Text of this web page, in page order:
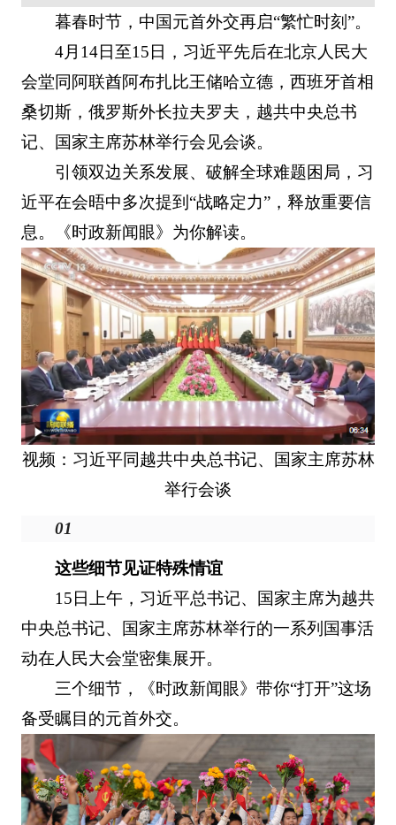
暮春时节，中国元首外交再启“繁忙时刻”。
4月14日至15日，习近平先后在北京人民大
会堂同阿联酋阿布扎比王储哈立德，西班牙首相
桑切斯，俄罗斯外长拉夫罗夫，越共中央总书
记、国家主席苏林举行会见会谈。
引领双边关系发展、破解全球难题困局，习
近平在会晤中多次提到“战略定力”，释放重要信
息。《时政新闻眼》为你解读。
视频：习近平同越共中央总书记、国家主席苏林
举行会谈
01
这些细节见证特殊情谊
15日上午，习近平总书记、国家主席为越共
中央总书记、国家主席苏林举行的一系列国事活
动在人民大会堂密集展开。
三个细节，《时政新闻眼》带你“打开”这场
备受瞩目的元首外交。